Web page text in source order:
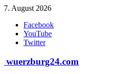
Zum
springen
7. August 2026
Facebook
YouTube
Twitter
wuerzburg24.com